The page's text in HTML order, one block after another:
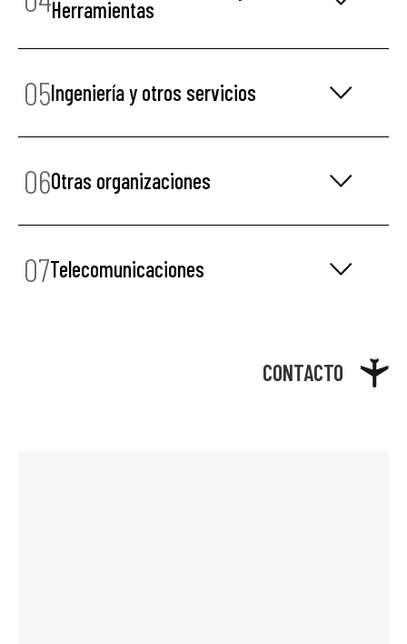
Herramientas
05Ingeniería y otros servicios
06Otras organizaciones
07Telecomunicaciones
CONTACTO